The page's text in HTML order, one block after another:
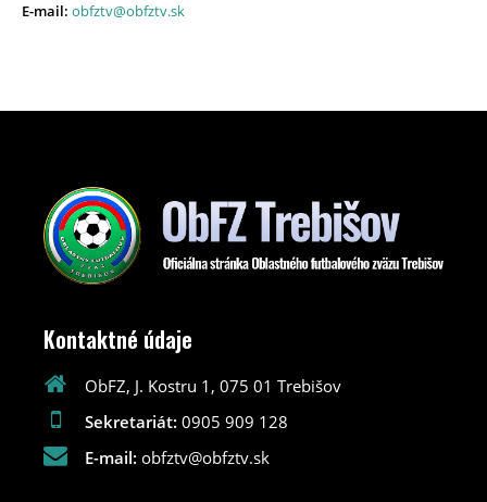
E-mail: obfztv@obfztv.sk
Kontaktné údaje
ObFZ, J. Kostru 1, 075 01 Trebišov
Sekretariát: 0905 909 128
E-mail: obfztv@obfztv.sk